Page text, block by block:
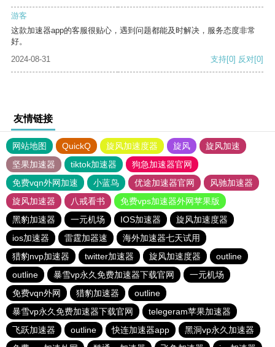
游客
这款加速器app的客服很贴心，遇到问题都能及时解决，服务态度非常
好。
2024-08-31
支持[0] 反对[0]
友情链接
网站地图 QuickQ 旋风加速度器 旋风
旋风加速
坚果加速器
tiktok加速器
狗急加速器官网
免费vqn外网加速
小蓝鸟 优途加速器官网
风驰加速器
旋风加速器
八戒看书
免费vps加速器外网苹果版
黑豹加速器
一元机场 IOS加速器
旋风加速度器
ios加速器
雷霆加器速
海外加速器七天试用
猎豹nvp加速器
twitter加速器 旋风加速度器
outline
outline
暴雪vp永久免费加速器下载官网
一元机场
免费vqn外网
猎豹加速器
outline
暴雪vp永久免费加速器下载官网
telegeram苹果加速器
飞跃加速器
outline 快连加速器app
黑洞vp永久加速器